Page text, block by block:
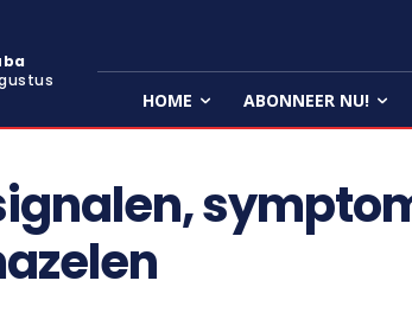
HOME ABONNEER NU!